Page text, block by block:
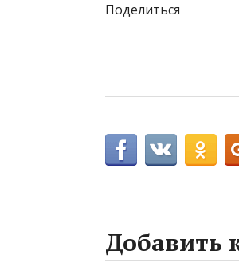
Поделиться
Добавить